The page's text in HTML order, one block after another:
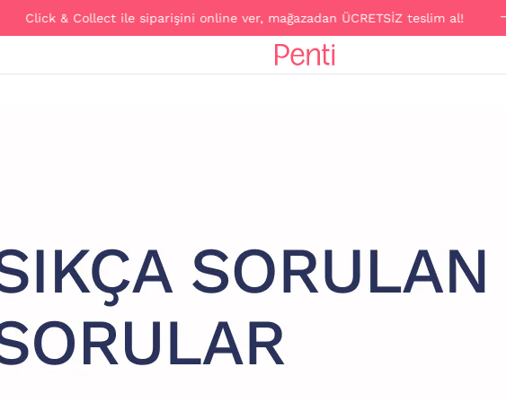
Click & Collect ile siparişini online ver, mağazadan ÜCRETSİZ teslim al!